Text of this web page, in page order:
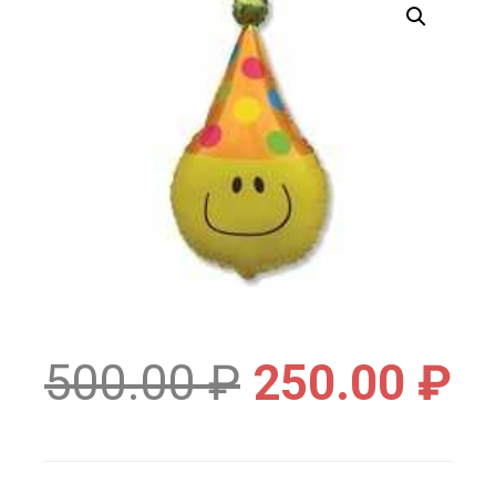
500.00₽ 250.00 ₽